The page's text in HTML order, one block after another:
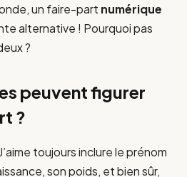
un faire-part numérique
alternative ! Pourquoi pas
?
peuvent figurer
?
toujours inclure le prénom
son poids, et bien sûr,